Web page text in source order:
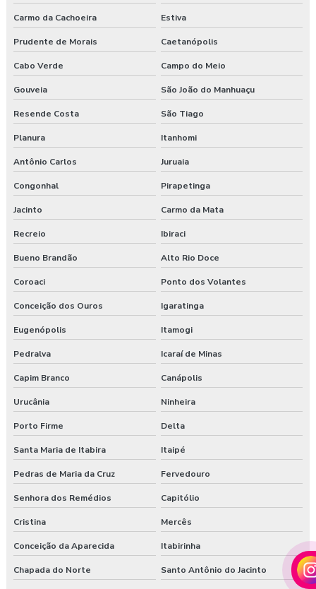
Carmo da Cachoeira Estiva
Prudente de Morais Caetanópolis
Cabo Verde Campo do Meio
Gouveia São João do Manhuaçu
Resende Costa São Tiago
Planura Itanhomi
Antônio Carlos Juruaia
Congonhal Pirapetinga
Jacinto Carmo da Mata
Recreio Ibiraci
Bueno Brandão Alto Rio Doce
Coroaci Ponto dos Volantes
Conceição dos Ouros Igaratinga
Eugenópolis Itamogi
Pedralva Icaraí de Minas
Capim Branco Canápolis
Urucânia Ninheira
Porto Firme Delta
Santa Maria de Itabira Itaipé
Pedras de Maria da Cruz Fervedouro
Senhora dos Remédios Capitólio
Cristina Mercês
Conceição da Aparecida Itabirinha
Chapada do Norte Santo Antônio do Jacinto